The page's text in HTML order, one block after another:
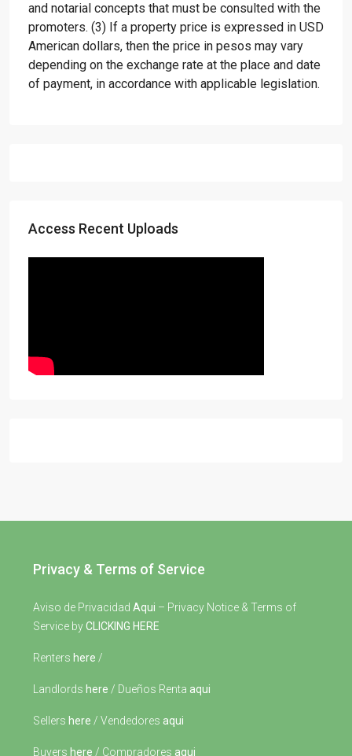
and notarial concepts that must be consulted with the
promoters. (3) If a property price is expressed in USD
American dollars, then the price in pesos may vary
depending on the exchange rate at the place and date
of payment, in accordance with applicable legislation.
Access Recent Uploads
Privacy & Terms of Service
Aviso de Privacidad Aqui – Privacy Notice & Terms of
Service byCLICKING HERE
Renters here /
Landlords here / Dueños Renta aqui
Sellers here / Vendedores aqui
Buyers here / Compradores aqui